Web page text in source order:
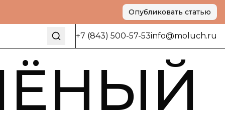
Опубликовать статью
+7 (843) 500-57-53info@moluch.ru